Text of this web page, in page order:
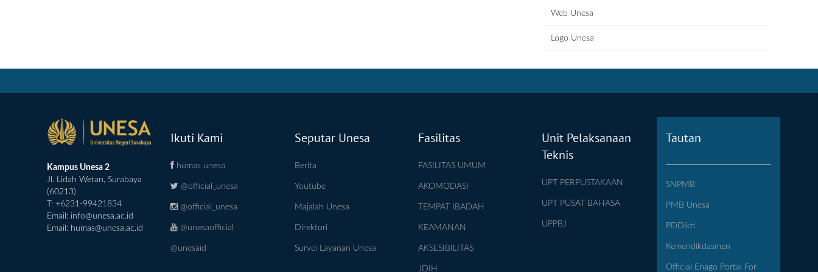
Web Unesa
Logo Unesa
Kampus Unesa 2
Jl. Lidah Wetan, Surabaya
(60213)
T: +6231-99421834
Email: info@unesa.ac.id
Email: humas@unesa.ac.id
Ikuti Kami
humas unesa
@official_unesa
@official_unesa
@unesaofficial
@unesaid
Seputar Unesa
Berita
Youtube
Majalah Unesa
Direktori
Survei Layanan Unesa
Fasilitas
FASILITAS UMUM
AKOMODASI
TEMPAT IBADAH
KEAMANAN
AKSESIBILITAS
JDIH
Unit Pelaksanaan
Teknis
UPT PERPUSTAKAAN
UPT PUSAT BAHASA
UPPBJ
Tautan
SNPMB
PMB Unesa
PDDikti
Kemendikdasmen
Official Enago Portal For